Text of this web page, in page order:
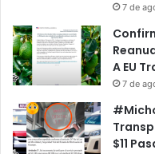
7 de
A EU
7 de
$11